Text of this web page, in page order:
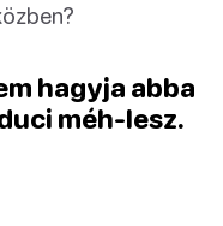
hagyja abba
méh-lesz.